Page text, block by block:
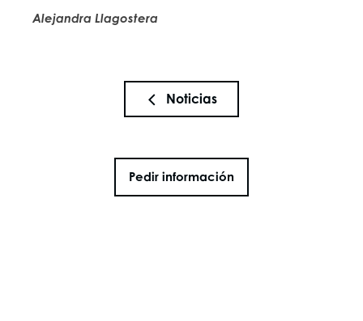
Alejandra Llagostera
Noticias
Pedir información